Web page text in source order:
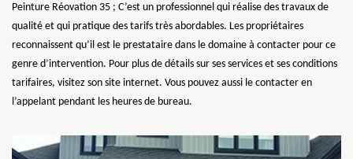
Peinture Réovation 35 ; C’est un professionnel qui réalise des travaux de
qualité et qui pratique des tarifs très abordables. Les propriétaires
reconnaissent qu’il est le prestataire dans le domaine à contacter pour ce
genre d’intervention. Pour plus de détails sur ses services et ses conditions
tarifaires, visitez son site internet. Vous pouvez aussi le contacter en
l’appelant pendant les heures de bureau.